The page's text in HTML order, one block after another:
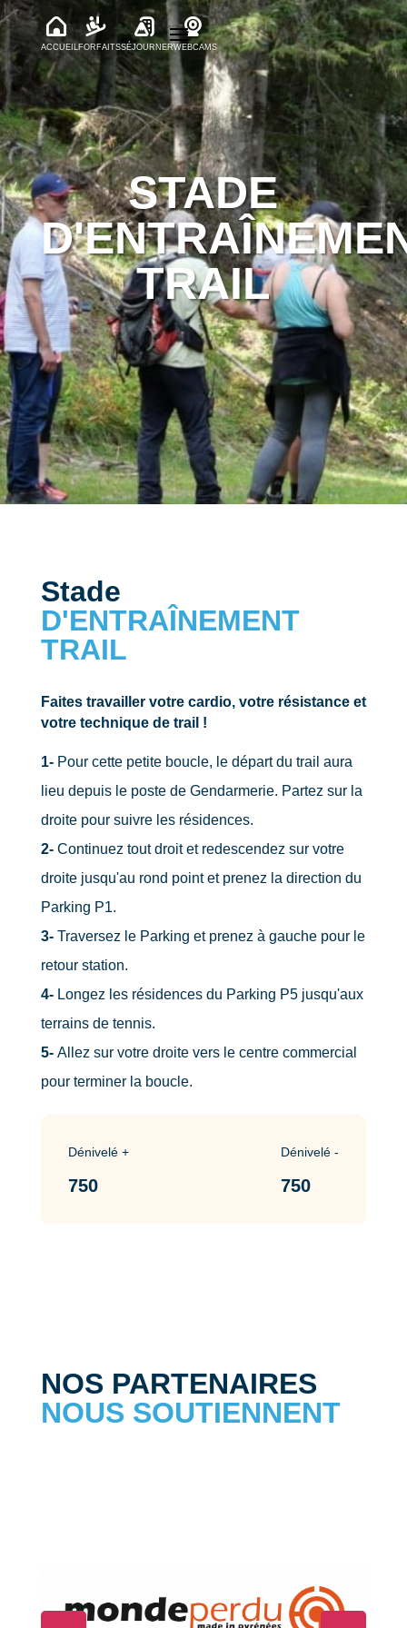
ACCUEILFORFAITSSÉJOURNERWEBCAMS
STADE
TRAIL
Stade
D'ENTRAÎNEMENT
TRAIL
Faites travailler votre cardio, votre résistance et
votre technique de trail !
1- Pour cette petite boucle, le départ du trail aura
lieu depuis le poste de Gendarmerie. Partez sur la
droite pour suivre les résidences.
2- Continuez tout droit et redescendez sur votre
droite jusqu'au rond point et prenez la direction du
Parking P1.
3- Traversez le Parking et prenez à gauche pour le
retour station.
4-Longez les résidences du Parking P5 jusqu'aux
terrains de tennis.
5- Allez sur votre droite vers le centre commercial
pour terminer la boucle.
Dénivelé +
750
Dénivelé -
750
NOS PARTENAIRES
NOUS SOUTIENNENT